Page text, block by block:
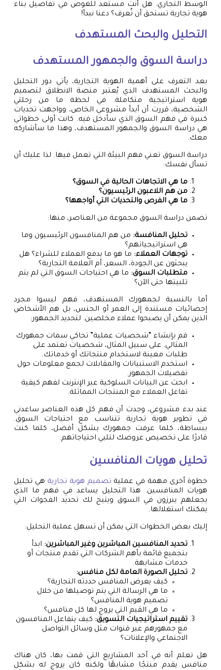
الوسط التجاري. هل أنت مستعد للغوص في تفاصيل بناء
هوية تجارية تستحق أن تٌعرف؟ دعنا نبدأ!
التحليل والبحث المستهدف
دراسة السوق والجمهور المستهدف
بعد التعرف على أهمية الهوية التجارية، يأتي دور التحليل
والبحث المستهدف الذي يُعتبر منصة الانطلاق لتصميم
هوية استراتيجية متكاملة. في لحظة ما من رحلتي
الشخصية، قررت أن أبدأ مشروعي الخاص، وواجهت تحديات
كبيرة في فهم السوق الذي سأدخل فيه. كانت أولى خطواتي
هي دراسة السوق والجمهور المستهدف، وهذا ما سأشاركه
معك.
دراسة السوق تعني فهم البيئة التي تعمل فيها. لذا عليك أن
تسأل نفسك:
ما هي الاتجاهات الحالية في السوق؟
من هم اللاعبون الرئيسيون؟
ما هي الفرص والتحديات التي أواجهها؟
تضمن دراسة السوق مجموعة من العناصر، منها:
تحليل المنافسة: من هم المنافسون الرئيسيون وما
هي استراتيجياتهم؟
توجهات العملاء: ما هو ما يدفع العملاء للشراء؟ هل
يبحثون عن الجودة، السعر، أم العلامة التجارية؟
متطلبات السوق: ما هي احتياجات السوق التي لم يتم
تلبيتها حتى الآن؟
أما بالنسبة لجمهورك المستهدف، فهم ليسوا مجرد
إحصائيات مستندة إلى العمر أو الجنس، بل هم الأشخاص
الذين يمكن أن يصبحوا عملاء مخلصين. لتحديد الجمهور:
قم بإنشاء “شخصيات عملية” تحاكي سمات جمهورك
المثالي. على سبيل المثال، شخصيات تعتمد على
طلبات معينة لاستخدام منتجاتك أو خدماتك.
استخدم الاستبيانات والمقابلات لجمع معلومات حول
تفضيلات الجمهور.
ابحث عن البيانات السلوكية عبر الإنترنت لفهم كيفية
تفاعل العملاء مع المنتجات المماثلة.
عند بدء مشروعي، وجدت أن فهم كل هذه العناصر ساعدني
في تطوير هوية تجارية تتناسب مع احتياجات السوق.
ببساطة، كلما عرفت جمهورك بشكل أفضل، كلما كنت
قادرًا على تخصيص عروضك لتلبي احتياجاتهم.
تحليل هويات المنافسين
خطوة أخرى مهمة في عملية تصميم هوية تجارية هي تحليل
هويات المنافسين. هذا التحليل يساعد في فهم ما الذي
يجعلهم يبرزون في السوق ويتيح لك تحديد الفجوات التي
يمكنك استغلالها.
إليك بعض الخطوات التي يمكن أن تسهل عملية التحليل:
تحديد المنافسين المباشرين وغير المباشرين: ابدأ
بتجميع قائمة بأهم الشركات التي تقدم منتجات أو
خدمات مشابهة.
تحليل الصورة العامة لكل منافس:
كيف يعرض المنافس حددته التجارية؟
ما هي الرسالة التي يتم توصيلها من خلال
تصميم هوية المنافس؟
ما هي القيم التي يروج لها كل منافس؟
تقييم استراتيجيات التسويق: كيف يتفاعل المنافسون
مع جمهورهم عبر قنوات مثل وسائل التواصل
الاجتماعي والإعلانات؟
هل تعلم أنه في أحد المشاريع التي قمت بها، كان هناك
منافس يقدم منتجًا مشابهًا ولكنه كان يروج له بشكل